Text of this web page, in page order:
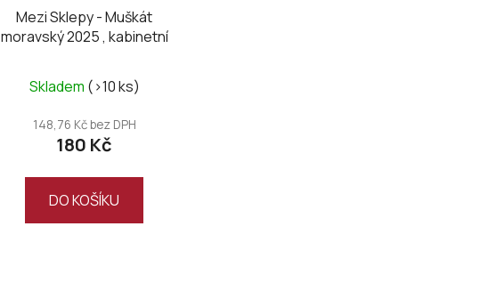
Mezi Sklepy - Muškát
moravský 2025 , kabinetní
Skladem (>10 ks)
148,76 Kč bez DPH
180 Kč
DO KOŠÍKU